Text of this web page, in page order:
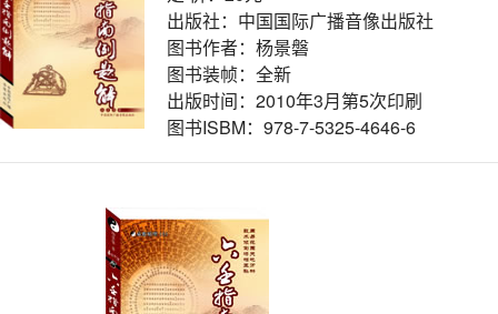
出版社：中国国际广播音像出版社
图书作者：杨景磐
图书装帧：全新
出版时间：2010年3月第5次印刷
图书ISBM：978-7-5325-4646-6